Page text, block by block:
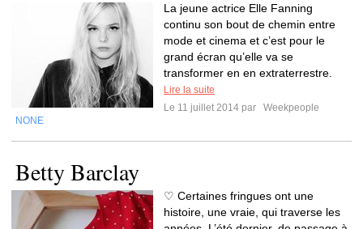
La jeune actrice Elle Fanning
continu son bout de chemin entre
mode et cinema et c’est pour le
grand écran qu’elle va se
transformer en en extraterrestre.
Lire la suite
Le 11 juillet 2014 par
Weekpeople
NONE
Betty Barclay
♡ Certaines fringues ont une
histoire, une vraie, qui traverse les